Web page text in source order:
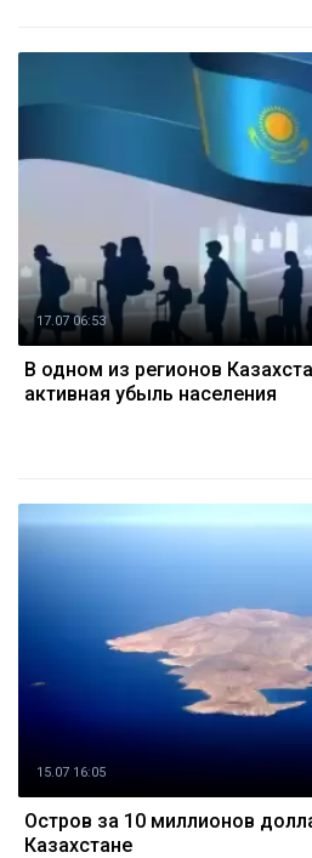
17.07 06:53
В одном из регионов
активная убыль населения
15.07 16:05
Остров за 10 миллионов
Казахстане